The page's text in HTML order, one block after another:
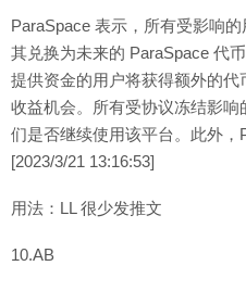
ParaSpace 表示，所有受影响
其兑换为未来的 ParaSpace 代
提供资金的用户将获得额外的
收益机会。所有受协议冻结影
们是否继续使用该平台。此外，
[2023/3/21 13:16:53]
用法：LL 很少发推文
10.AB